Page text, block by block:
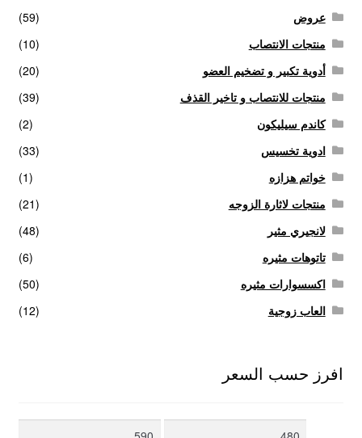
عروض
(59)
منتجات الانتصاب
(10)
أدوية تكبير و تضخيم العضو
(20)
منتجات للانتصاب و تاخير القذف
(39)
كاندم سيليكون
(2)
ادوية تخسيس
(33)
خواتم هزازه
(1)
منتجات لاثارة الزوجه
(21)
لانجيري مثير
(48)
تاتوهات مثيره
(6)
اكسسوارات مثيره
(50)
العاب زوجية
(12)
افرز حسب السعر
أدنى
أعلى